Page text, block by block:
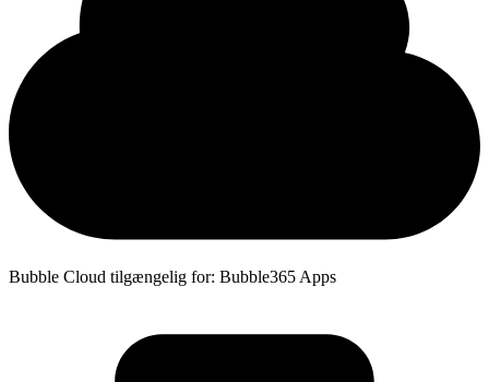
Bubble Cloud tilgængelig for: Bubble365 Apps